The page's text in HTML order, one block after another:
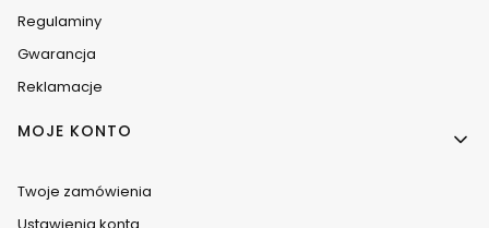
Regulaminy
Gwarancja
Reklamacje
MOJE KONTO
Twoje zamówienia